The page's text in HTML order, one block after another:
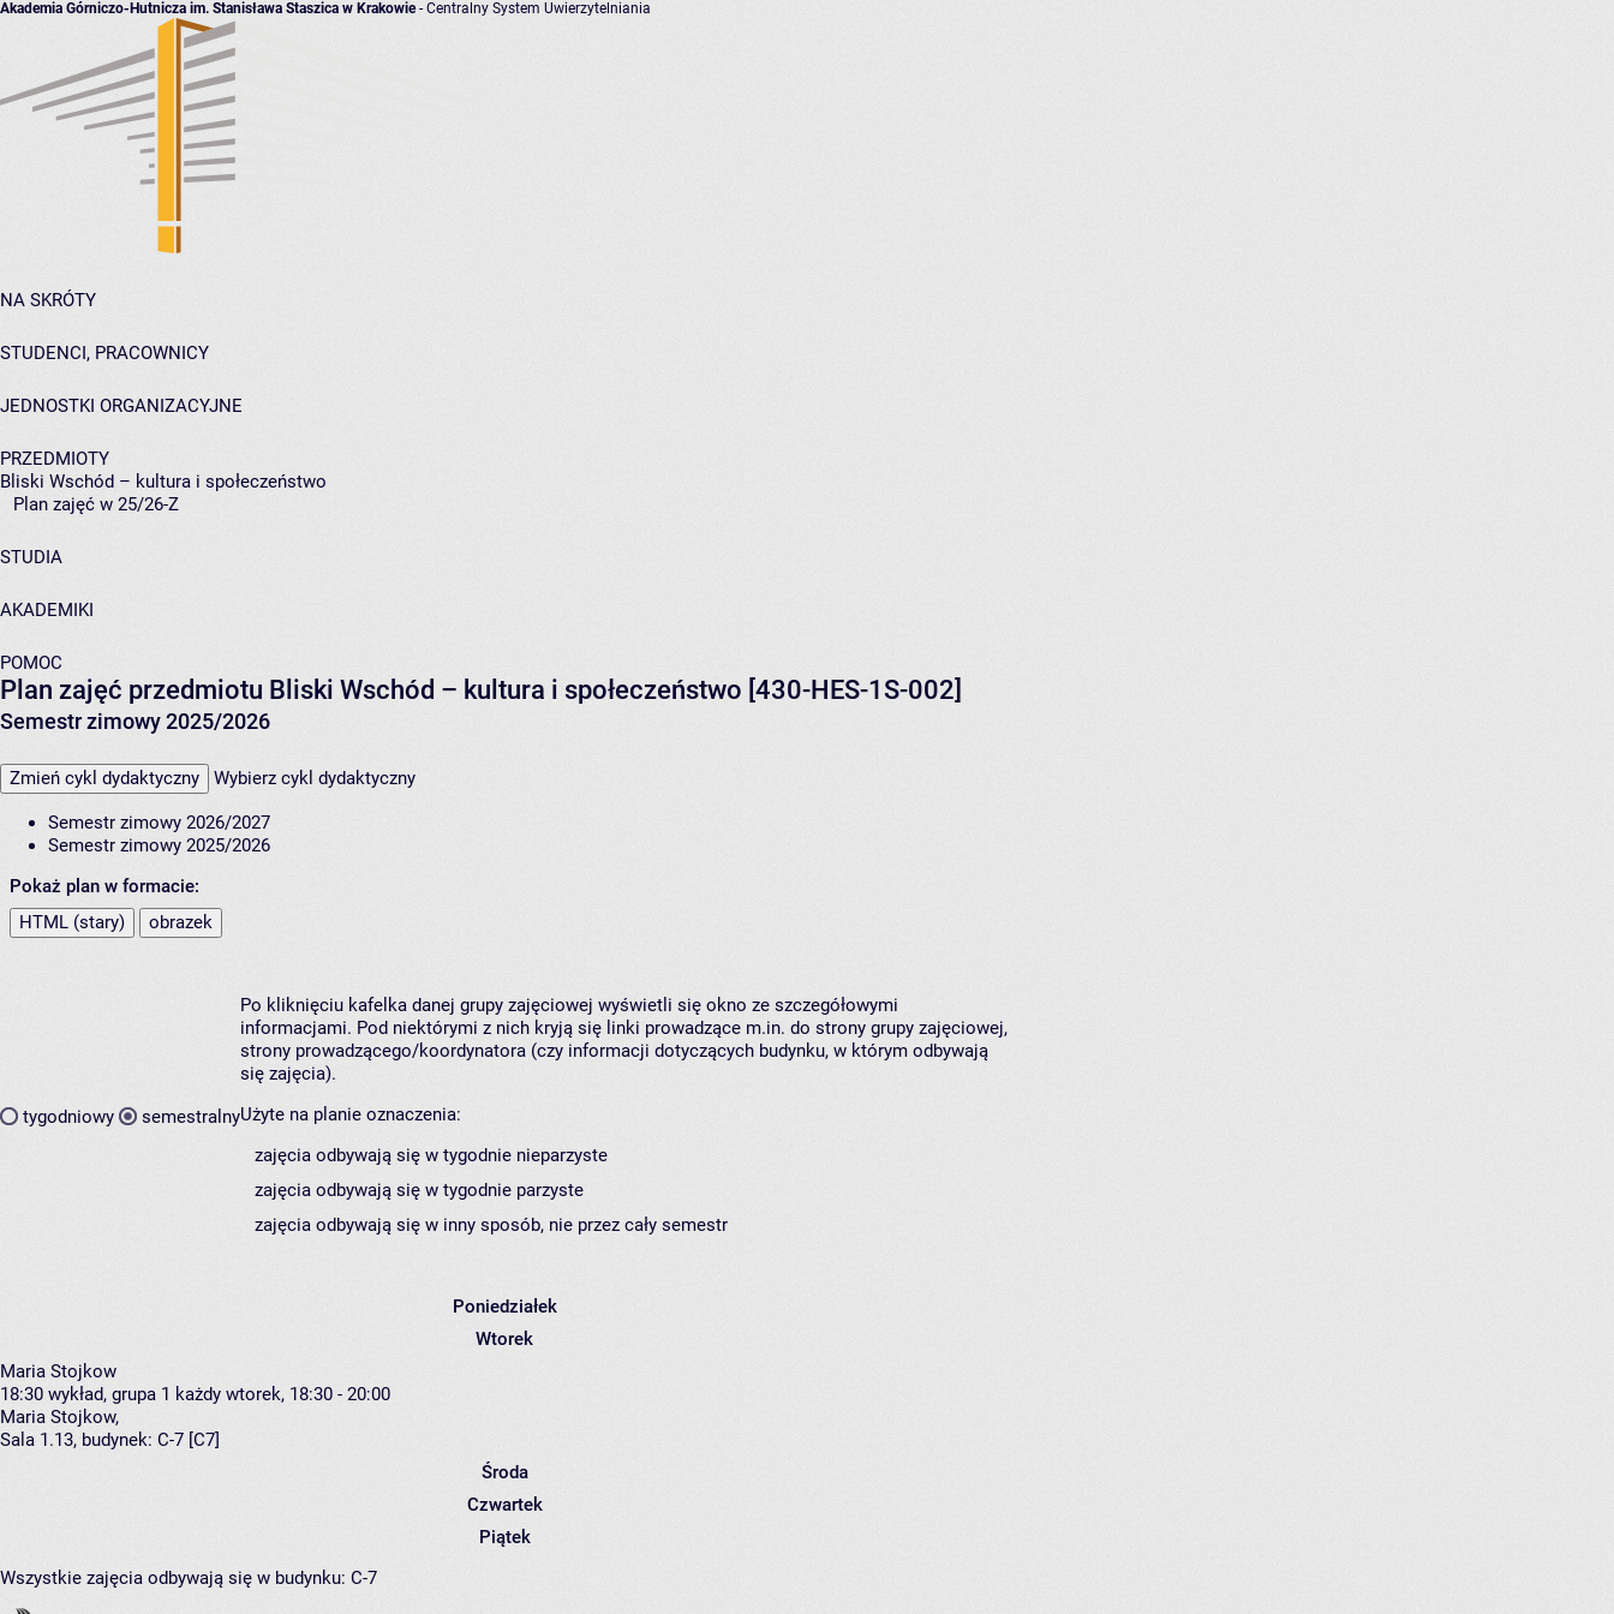
Akademia Górniczo-Hutnicza im. Stanisława Staszica w Krakowie- Centralny System Uwierzytelniania
NA SKRÓTY
STUDENCI, PRACOWNICY
JEDNOSTKI ORGANIZACYJNE
PRZEDMIOTY
Bliski Wschód – kultura i społeczeństwo
Plan zajęć w 25/26-Z
STUDIA
AKADEMIKI
POMOC
Plan zajęć przedmiotu Bliski Wschód – kultura i społeczeństwo [430-HES-1S-002]
Semestr zimowy 2025/2026
Zmień cykl dydaktyczny Wybierz cykl dydaktyczny
Semestr zimowy 2026/2027
Semestr zimowy 2025/2026
Pokaż plan w formacie:
HTML (stary)
obrazek
tygodniowy semestralny
Po kliknięciu kafelka danej grupy zajęciowej wyświetli się okno ze szczegółowymi
informacjami. Pod niektórymi z nich kryją się linki prowadzące m.in. do strony grupy zajęciowej,
strony prowadzącego/koordynatora (czy informacji dotyczących budynku, w którym odbywają
się zajęcia).
Użyte na planie oznaczenia:
zajęcia odbywają się w tygodnie nieparzyste
zajęcia odbywają się w tygodnie parzyste
zajęcia odbywają się w inny sposób, nie przez cały semestr
Poniedziałek
Wtorek
Maria Stojkow
18:30 wykład, grupa 1 każdy wtorek, 18:30 - 20:00
Maria Stojkow,
Sala 1.13, budynek: C-7 [C7]
Środa
Czwartek
Piątek
Wszystkie zajęcia odbywają się w budynku: C-7